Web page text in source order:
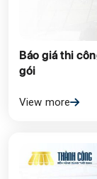
Báo giá thi
gói
View more